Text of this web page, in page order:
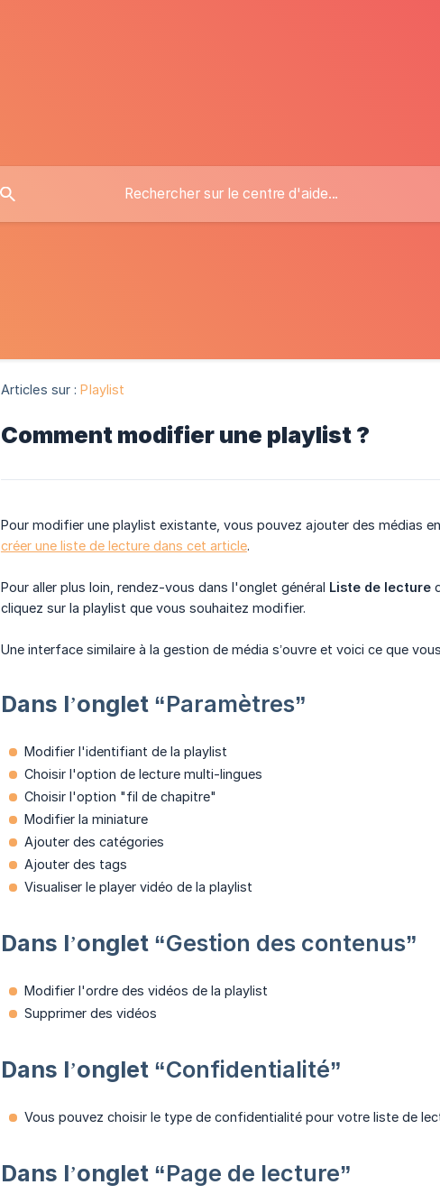
Articles sur : Playlist
Comment modifier une playlist ?
Pour modifier une playlist existante, vous pouvez ajouter des médias
créer une liste de lecture dans cet article.
Pour aller plus loin, rendez-vous dans l'onglet général Liste de lecture
cliquez sur la playlist que vous souhaitez modifier.
Une interface similaire à la gestion de média s’ouvre et voici ce que
Dans l’onglet “Paramètres”
Modifier l'identifiant de la playlist
Choisir l'option de lecture multi-lingues
Choisir l'option "fil de chapitre"
Modifier la miniature
Ajouter des catégories
Ajouter des tags
Visualiser le player vidéo de la playlist
Dans l’onglet “Gestion des contenus”
Modifier l'ordre des vidéos de la playlist
Supprimer des vidéos
Dans l’onglet “Confidentialité”
Vous pouvez choisir le type de confidentialité pour votre liste de
Dans l’onglet “Page de lecture”